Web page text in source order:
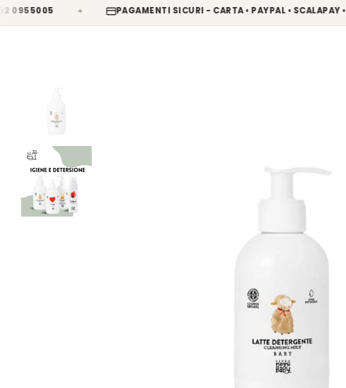
✦ PAGAMENTI SICURI - CARTA • PAYPAL • SCALAPAY •